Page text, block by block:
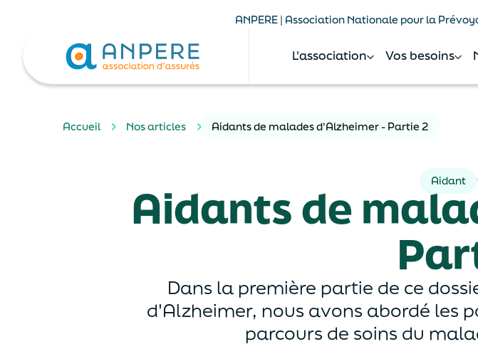
ANPERE | Association Nationale pour la
L'association Vos besoins
Accueil Nos articles Aidants de malades d'Alzheimer - Partie 2
Aidant
Aidants de
Dans la première partie de ce
d'Alzheimer, nous avons abordé les
parcours de soins du